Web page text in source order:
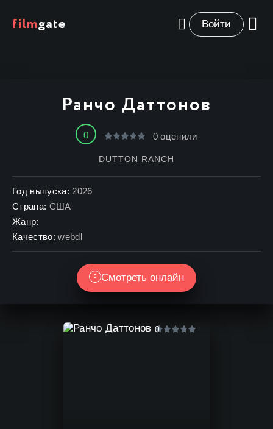
filmgate Войти
Ранчо Даттонов
0 0оценили
DUTTON RANCH
Год выпуска: 2026
Страна: США
Жанр:
Качество: webdl
Смотреть онлайн
0